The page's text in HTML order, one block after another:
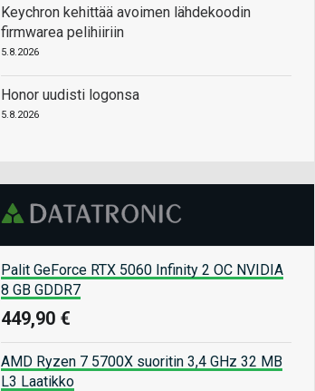
Keychron kehittää avoimen lähdekoodin
firmwarea pelihiiriin
5.8.2026
Honor uudisti logonsa
5.8.2026
Palit GeForce RTX 5060 Infinity 2 OC NVIDIA
8 GB GDDR7
449,90 €
AMD Ryzen 7 5700X suoritin 3,4 GHz 32 MB
L3 Laatikko